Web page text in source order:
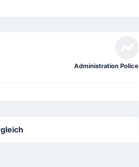
Administration Police